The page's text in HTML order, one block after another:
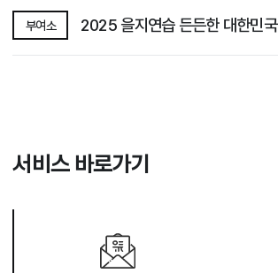
부여소 2025 을지연습 든든한 대한민국
서비스 바로가기